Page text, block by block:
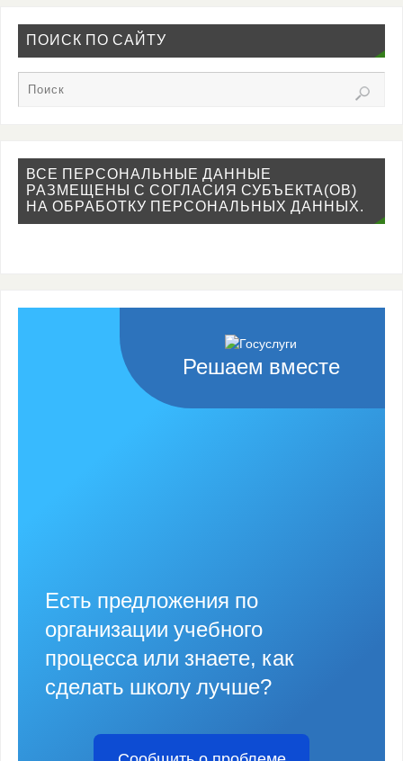
ПОИСК ПО САЙТУ
ВСЕ ПЕРСОНАЛЬНЫЕ ДАННЫЕ
РАЗМЕЩЕНЫ С СОГЛАСИЯ СУБЪЕКТА(ОВ)
НА ОБРАБОТКУ ПЕРСОНАЛЬНЫХ ДАННЫХ.
Решаем вместе
Есть предложения по
организации учебного
процесса или знаете, как
сделать школу лучше?